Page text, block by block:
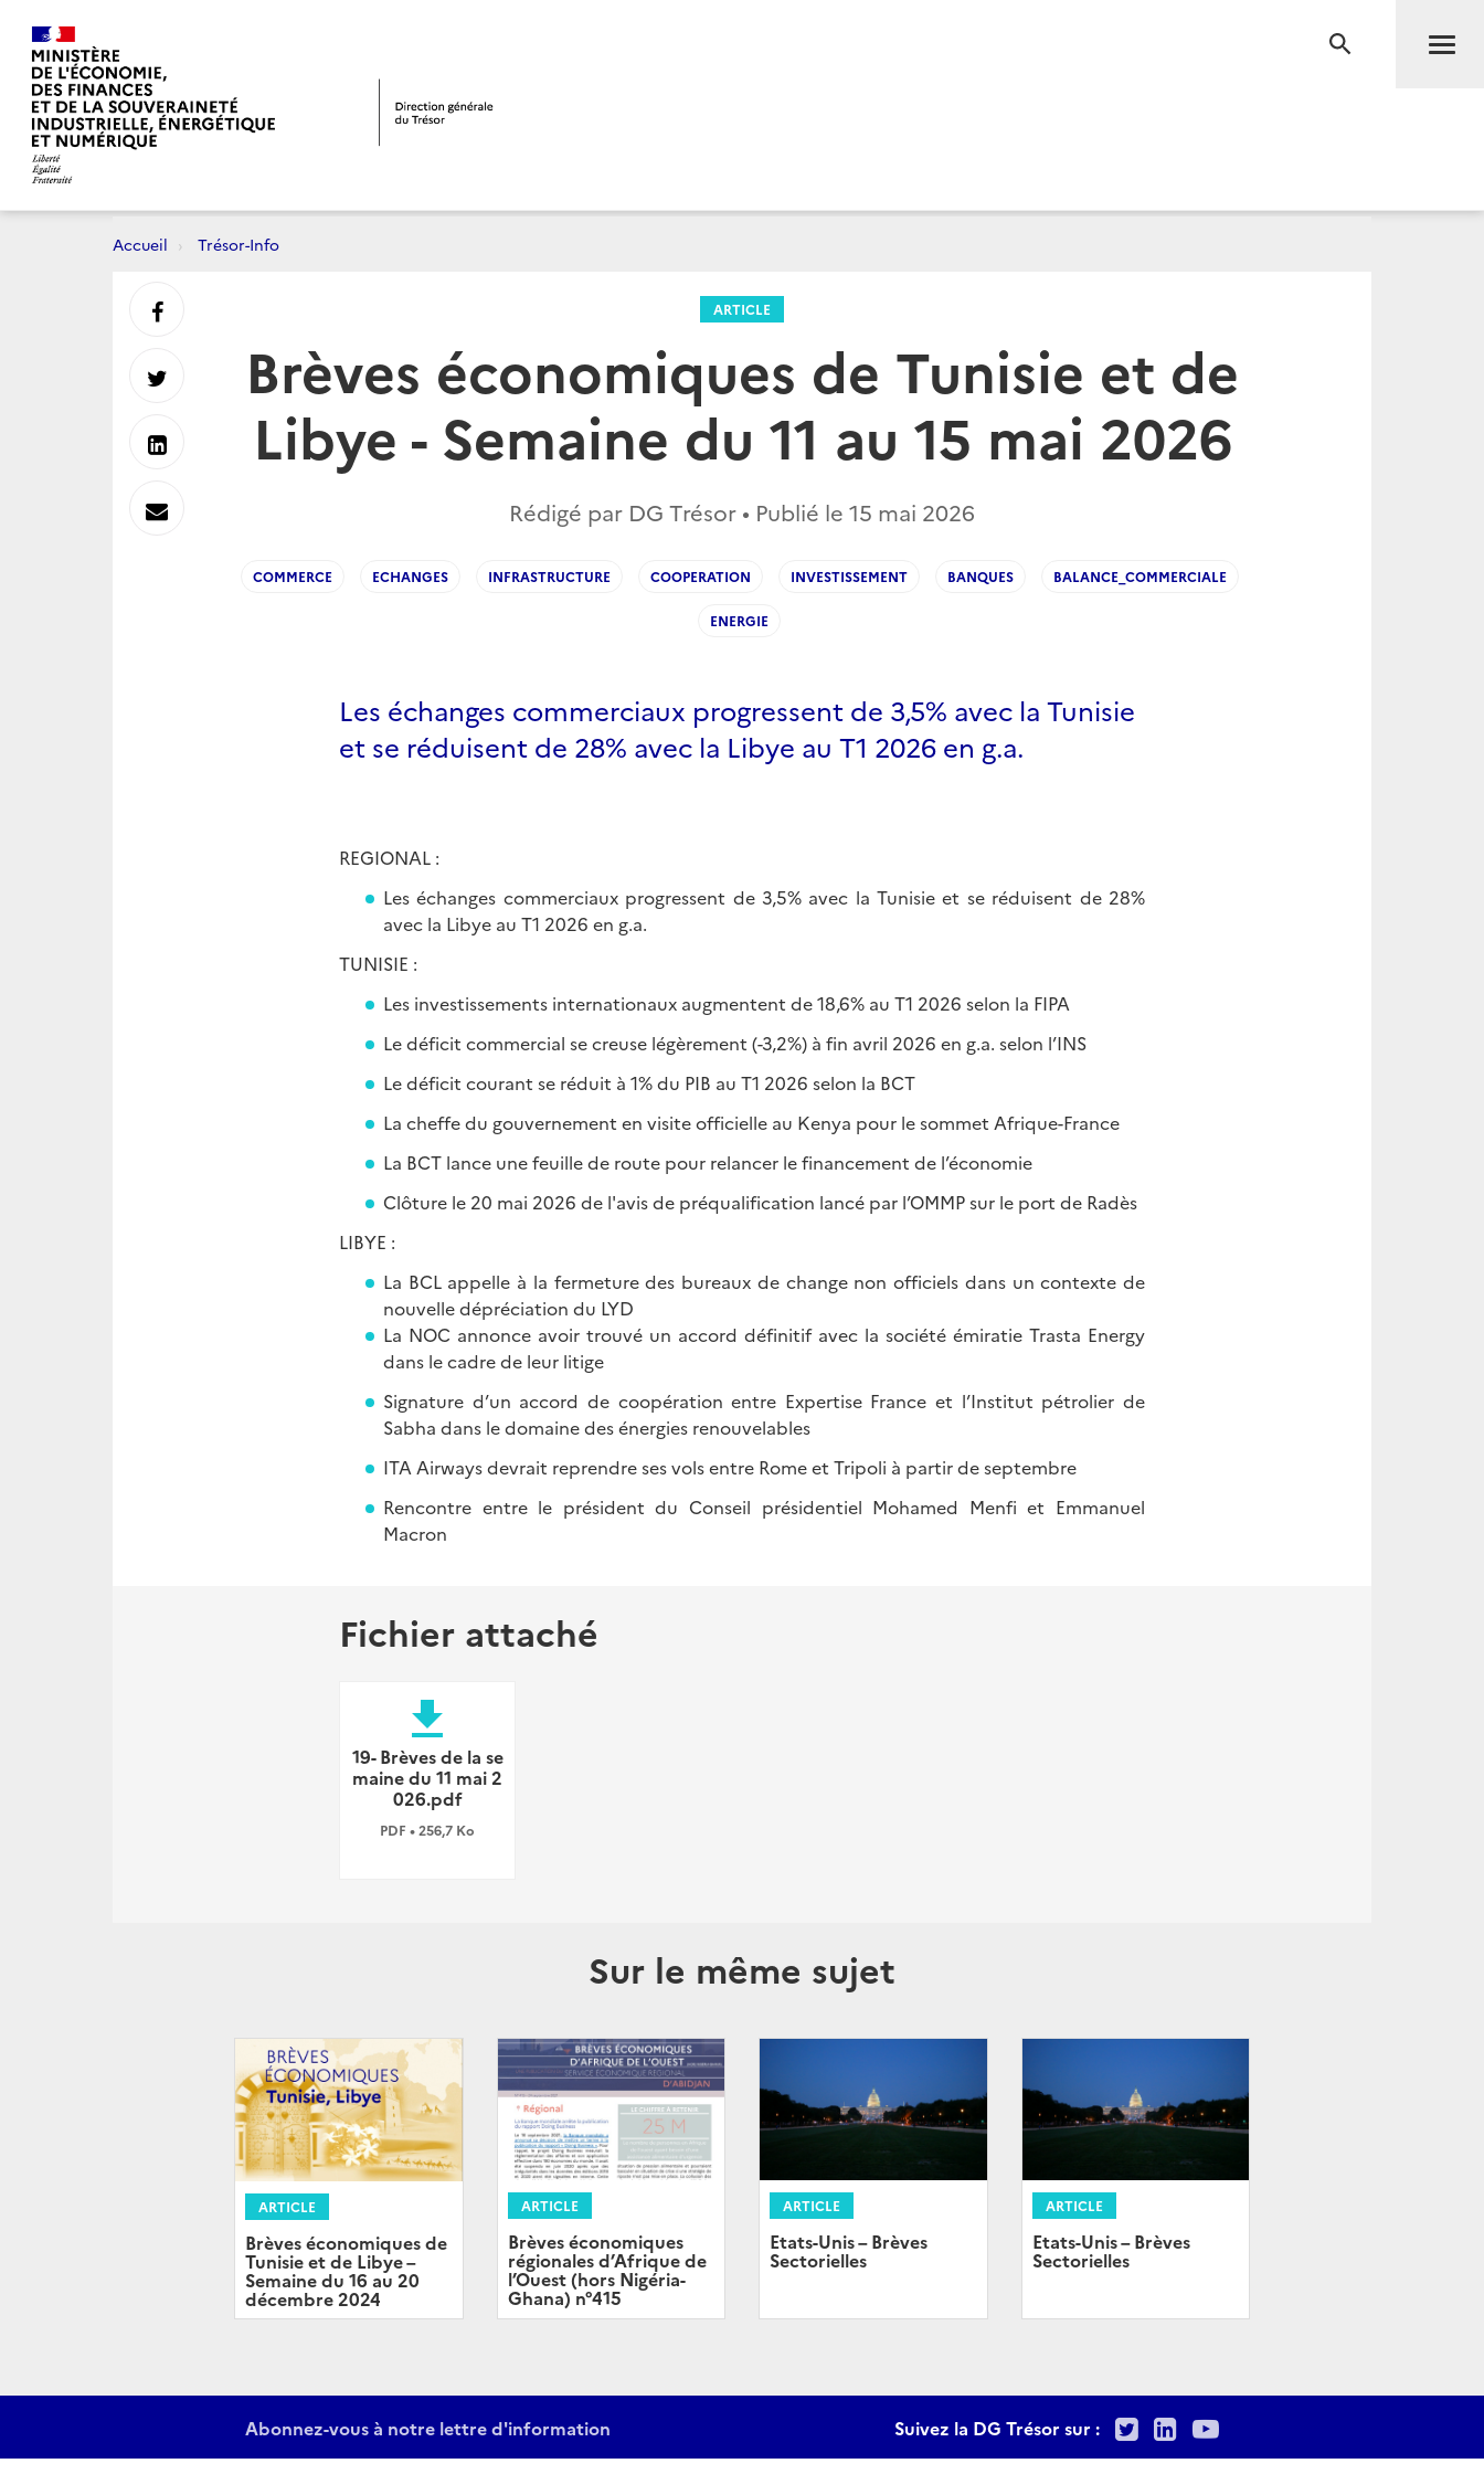
RECHERCHE
Accueil Trésor-Info
ARTICLE
Brèves économiques de Tunisie et de
Libye - Semaine du 11 au 15 mai 2026
Rédigé par DG Trésor • Publié le 15 mai 2026
COMMERCE ECHANGES INFRASTRUCTURE COOPERATION INVESTISSEMENT BANQUES BALANCE_COMMERCIALE
ENERGIE
Les échanges commerciaux progressent de 3,5% avec la Tunisie
et se réduisent de 28% avec la Libye au T1 2026 en g.a.
REGIONAL :
Les échanges commerciaux progressent de 3,5% avec la Tunisie et se réduisent de 28%
avec la Libye au T1 2026 en g.a.
TUNISIE :
Les investissements internationaux augmentent de 18,6% au T1 2026 selon la FIPA
Le déficit commercial se creuse légèrement (-3,2%) à fin avril 2026 en g.a. selon l’INS
Le déficit courant se réduit à 1% du PIB au T1 2026 selon la BCT
La cheffe du gouvernement en visite officielle au Kenya pour le sommet Afrique-France
La BCT lance une feuille de route pour relancer le financement de l’économie
Clôture le 20 mai 2026 de l'avis de préqualification lancé par l’OMMP sur le port de Radès
LIBYE :
La BCL appelle à la fermeture des bureaux de change non officiels dans un contexte de
nouvelle dépréciation du LYD
La NOC annonce avoir trouvé un accord définitif avec la société émiratie Trasta Energy
dans le cadre de leur litige
Signature d’un accord de coopération entre Expertise France et l’Institut pétrolier de
Sabha dans le domaine des énergies renouvelables
ITA Airways devrait reprendre ses vols entre Rome et Tripoli à partir de septembre
Rencontre entre le président du Conseil présidentiel Mohamed Menfi et Emmanuel
Macron
Fichier attaché
file_download
19- Brèves de la se
maine du 11 mai 2
026.pdf
PDF • 256,7 Ko
Sur le même sujet
ARTICLE
Brèves économiques de
Tunisie et de Libye –
Semaine du 16 au 20
décembre 2024
ARTICLE
Brèves économiques
régionales d’Afrique de
l’Ouest (hors Nigéria-
Ghana) n°415
ARTICLE
Etats-Unis – Brèves
Sectorielles
ARTICLE
Etats-Unis – Brèves
Sectorielles
Partager
sur
Facebook
Partager
sur
Partager
sur
Envoyer
Abonnez-vous à notre lettre d'information Suivez la DG Trésor sur : TwitterLinkedIn
Youtube